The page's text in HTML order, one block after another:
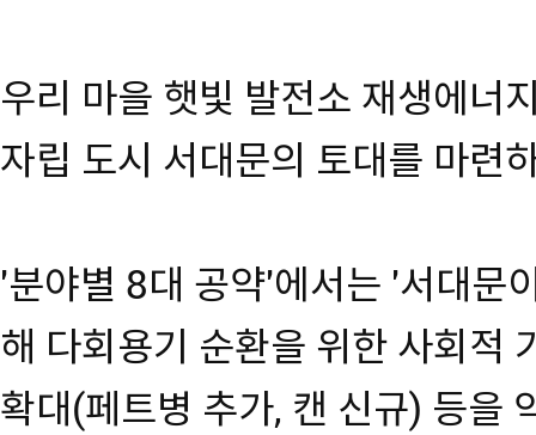
우리 마을 햇빛 발전소 재생에너
자립 도시 서대문의 토대를 마련
'분야별 8대 공약'에서는 '서대문
해 다회용기 순환을 위한 사회적
확대(페트병 추가, 캔 신규) 등을